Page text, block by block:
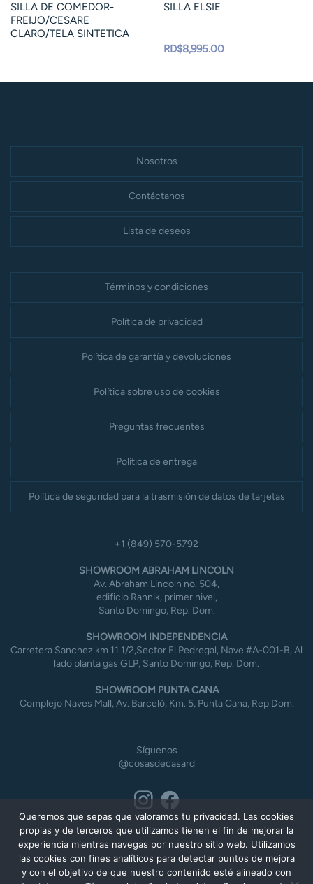
SILLA DE COMEDOR-
FREIJO/CESARE
CLARO/TELA SINTETICA
SILLA ELSIE
RD$8,995.00
Nosotros
Contáctanos
Lista de deseos
Términos y condiciones
Política de privacidad
Política de garantía y devoluciones
Política sobre uso de cookies
Preguntas frecuentes
Política de entrega
Política de seguridad para la trasmisión de datos de tarjetas
+1 (849) 570-5792
SHOWROOM ABRAHAM LINCOLN
Av. Abraham Lincoln no. 504,
edificio Rannik, primer nivel,
Santo Domingo, Rep. Dom.
SHOWROOM INDEPENDENCIA
Carretera Sanchez km 11 1/2,Sector El Pedregal, Nave #A-001-B, Al
lado planta gas GLP, Santo Domingo, Rep. Dom.
SHOWROOM PUNTA CANA
Complejo Naves Mall, Av. Barceló, Km. 5, Punta Cana, Rep Dom.
Síguenos
@cosasdecasard
Queremos que sepas que valoramos tu privacidad. Las cookies
propias y de terceros que utilizamos tienen el fin de mejorar la
experiencia mientras navegas por nuestro sitio web. Utilizamos
las cookies con fines analíticos para detectar puntos de mejora
y con el objetivo de que nuestro contenido esté alineado con